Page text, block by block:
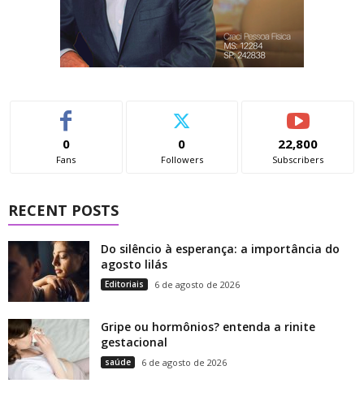
0
Fans
0
Followers
22,800
Subscribers
RECENT POSTS
Do silêncio à esperança: a importância do
agosto lilás
Editoriais 6 de agosto de 2026
Gripe ou hormônios? entenda a rinite
gestacional
saúde 6 de agosto de 2026